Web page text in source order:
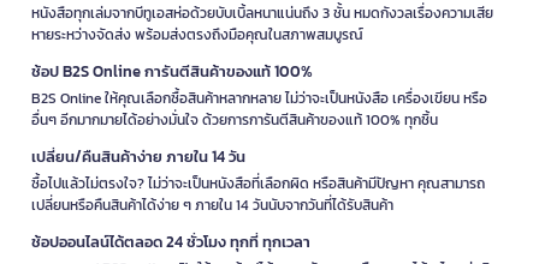
หนังสือทุกเล่มจากบีทูเอสห่อด้วยบับเบิ้ลหนาแน่นถึง 3 ชั้น หมดกังวลเรื่องความเสีย
หายระหว่างจัดส่ง พร้อมส่งตรงถึงมือคุณในสภาพสมบูรณ์
ช้อป B2S Online การันตีสินค้าของแท้ 100%
B2S Online ให้คุณเลือกซื้อสินค้าหลากหลาย ไม่ว่าจะเป็นหนังสือ เครื่องเขียน หรือ
อื่นๆ อีกมากมายได้อย่างมั่นใจ ด้วยการการันตีสินค้าของแท้ 100% ทุกชิ้น
เปลี่ยน/คืนสินค้าง่าย ภายใน 14 วัน
ซื้อไปแล้วไม่ตรงใจ? ไม่ว่าจะเป็นหนังสือที่เลือกผิด หรือสินค้ามีปัญหา คุณสามารถ
เปลี่ยนหรือคืนสินค้าได้ง่าย ๆ ภายใน 14 วันนับจากวันที่ได้รับสินค้า
ช้อปออนไลน์ได้ตลอด 24 ชั่วโมง ทุกที่ ทุกเวลา